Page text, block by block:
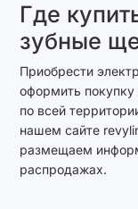
Где
зубные
Приобрести
оформить покупку
по всей
нашем сайте
размещаем
распродажах.